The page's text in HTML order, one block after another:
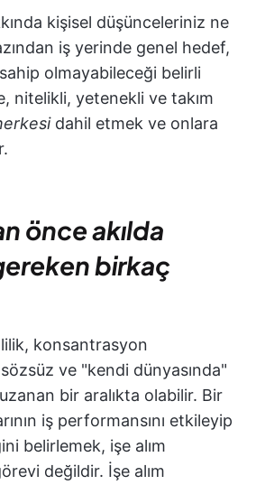
kişisel düşünceleriniz ne
iş yerinde genel hedef,
olmayabileceği belirli
nitelikli, yetenekli ve takım
dahil etmek ve onlara
önce akılda
birkaç
konsantrasyon
ve "kendi dünyasında"
bir aralıkta olabilir. Bir
iş performansını etkileyip
belirlemek, işe alım
değildir. İşe alım